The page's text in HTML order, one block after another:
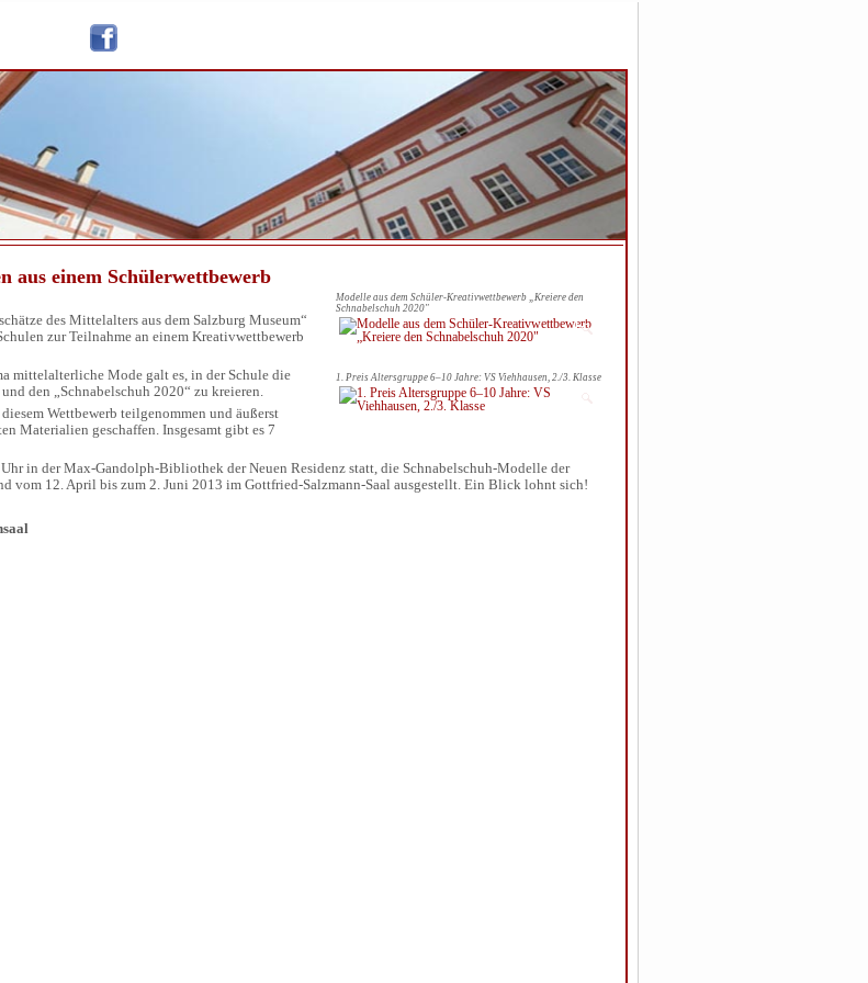
Modelle aus dem Schüler-Kreativwettbewerb „Kreiere den
Schnabelschuh 2020"
1. Preis Altersgruppe 6–10 Jahre: VS Viehhausen, 2./3. Klasse
aus einem Schülerwettbewerb
des Mittelalters aus dem Salzburg Museum“
zur Teilnahme an einem Kreativwettbewerb
mittelalterliche Mode galt es, in der Schule die
den „Schnabelschuh 2020“ zu kreieren.
Wettbewerb teilgenommen und äußerst
Materialien geschaffen. Insgesamt gibt es 7
in der Max-Gandolph-Bibliothek der Neuen Residenz statt, die Schnabelschuh-Modelle der
vom 12. April bis zum 2. Juni 2013 im Gottfried-Salzmann-Saal ausgestellt. Ein Blick lohnt sich!